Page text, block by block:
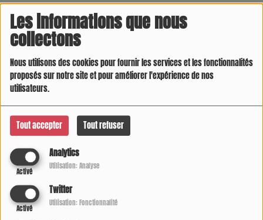
Les informations que nous
collectons
Nous utilisons des cookies pour fournir les services et les fonctionnalités
proposés sur notre site et pour améliorer l'expérience de nos
utilisateurs.
Tout accepter Tout refuser
Analytics
Activé
Utilisation: Analyse
Twitter
Activé
Utilisation: Fonctionnalité
25 AOÛT 2024 - 8279 VUES